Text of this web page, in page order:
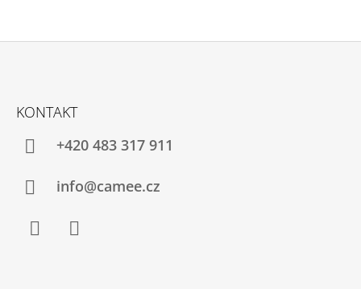
KONTAKT
+420 483 317 911
info@camee.cz